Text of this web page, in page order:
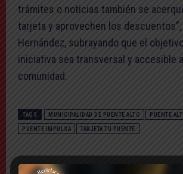
trámites o noticias también se
tarjeta y aprovechen los
Hernández, subrayando que el
iniciativa sea transversal y accesible
comunidad.
TAGS MUNICIPALIDAD DE PUENTE ALTO PUENTE
PUENTE IMPULSA TARJETA TU PUENTE